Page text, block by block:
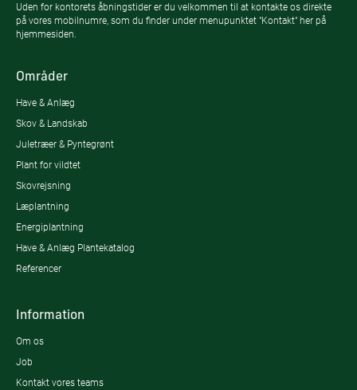
Uden for kontorets åbningstider er du velkommen til at kontakte os direkte
på vores mobilnumre, som du finder under menupunktet "Kontakt" her på
hjemmesiden.
Områder
Have & Anlæg
Skov & Landskab
Juletræer & Pyntegrønt
Plant for vildtet
Skovrejsning
Læplantning
Energiplantning
Have & Anlæg Plantekatalog
Referencer
Information
Om os
Job
Kontakt vores teams